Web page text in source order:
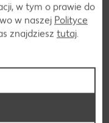
diety. Jako
w tym o prawie do
w naszej Polityce
znajdziesz tutaj.